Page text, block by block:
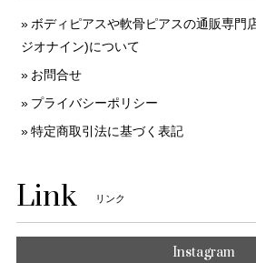
ボディピアスや軟骨ピアスの通販専門
ジオナイン)について
お問合せ
プライバシーポリシー
特定商取引法に基づく表記
Link リンク
Instagram